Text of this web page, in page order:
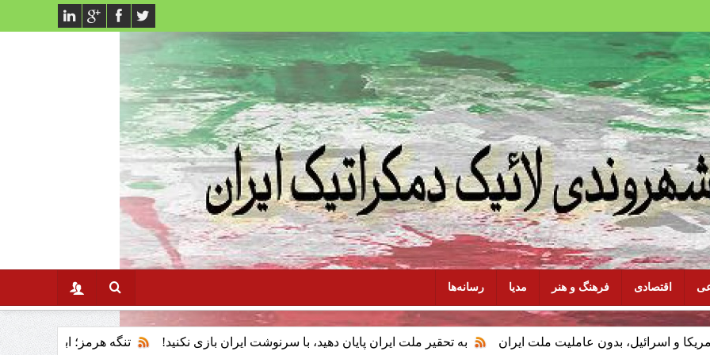
اقتصادی فرهنگ و هنر مدیا رسانه‌ها
بدون عاملیت ملت ایران به تحقیر ملت ایران پایان دهید، با سرنوشت ایران بازی نکنید! تنگه هرمز؛ ابزار پان‌اسلامیسم و